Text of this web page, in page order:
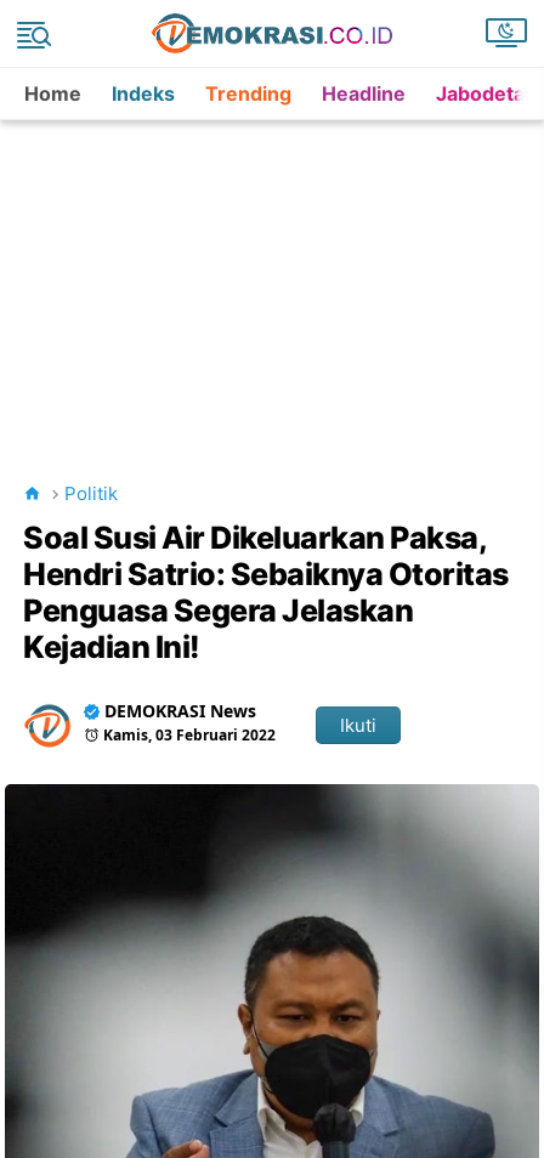
Home Indeks Trending Headline
Politik
Soal Susi Air Dikeluarkan Paksa,
Hendri Satrio: Sebaiknya Otoritas
Penguasa Segera Jelaskan
Kejadian Ini!
DEMOKRASI News
Kamis, 03 Februari 2022 Ikuti